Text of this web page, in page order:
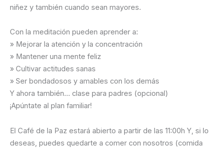
niñez y también cuando sean mayores.
Con la meditación pueden aprender a:
» Mejorar la atención y la concentración
» Mantener una mente feliz
» Cultivar actitudes sanas
» Ser bondadosos y amables con los demás
Y ahora también… clase para padres (opcional)
¡Apúntate al plan familiar!
El Café de la Paz estará abierto a partir de las 11:00h Y, si lo
deseas, puedes quedarte a comer con nosotros (comida